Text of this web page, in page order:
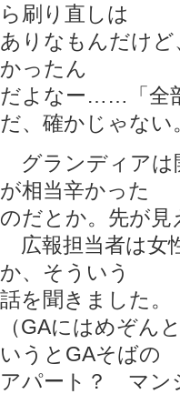
ら刷り直しは
ありなもんだけ
かったん
だよなー……「全
だ、確かじゃない
グランディアは
が相当辛かった
のだとか。先が
広報担当者は女
か、そういう
話を聞きました。
（GAにはめぞん
いうとGAそばの
アパート？ マン